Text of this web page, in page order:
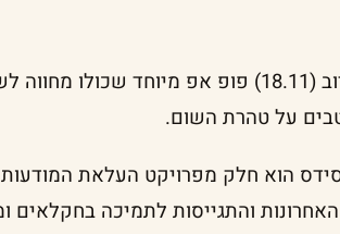
מאפיית לחמים הוותיקה תארח בשישי הקרוב (18.11) פופ אפ מיוחד שכולו
על טהרת השום.
סידס הוא חלק מפרויקט העלאת
והתגייסות לתמיכה בחקלאים